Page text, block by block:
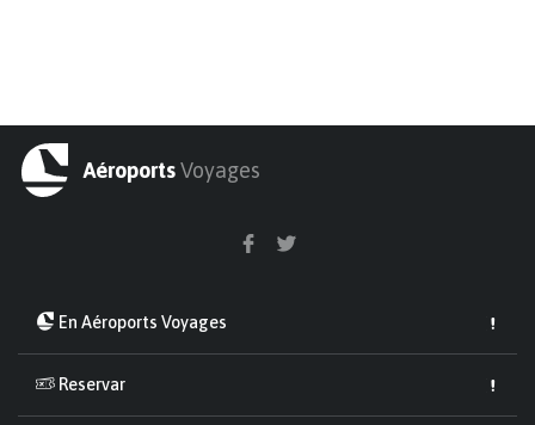
AéroportsVoyages
En Aéroports Voyages
Reservar